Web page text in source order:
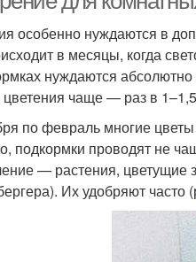
особенно нуждаются в
в месяцы, когда
нуждаются
цветения чаще — раз в
по февраль многие
подкормки проводят не
— растения, цветущие
Их удобряют часто